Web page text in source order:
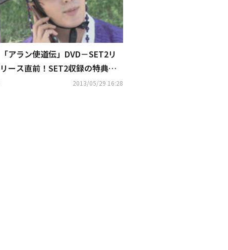
「アラン使道伝」DVD－SET2リ
リース直前！SET2収録の特典映
像からお宝映像蔵出し“イ・ジュ
2013/05/29 16:28